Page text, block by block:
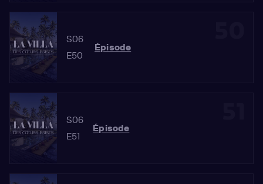
S06
E50
Épisode
S06
E51
Épisode